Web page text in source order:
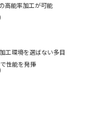
高能率加工が可能
工環境を選ばない多目
性能を発揮